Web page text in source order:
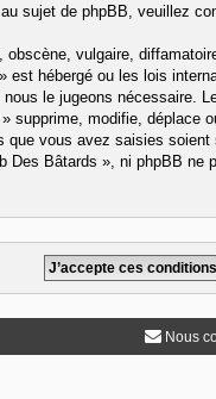
sujet de phpBB, veuillez
vulgaire,
hébergé ou les lois
le jugeons nécessaire.
supprime, modifie, déplace
vous avez saisies
Bâtards », ni phpBB
Nous